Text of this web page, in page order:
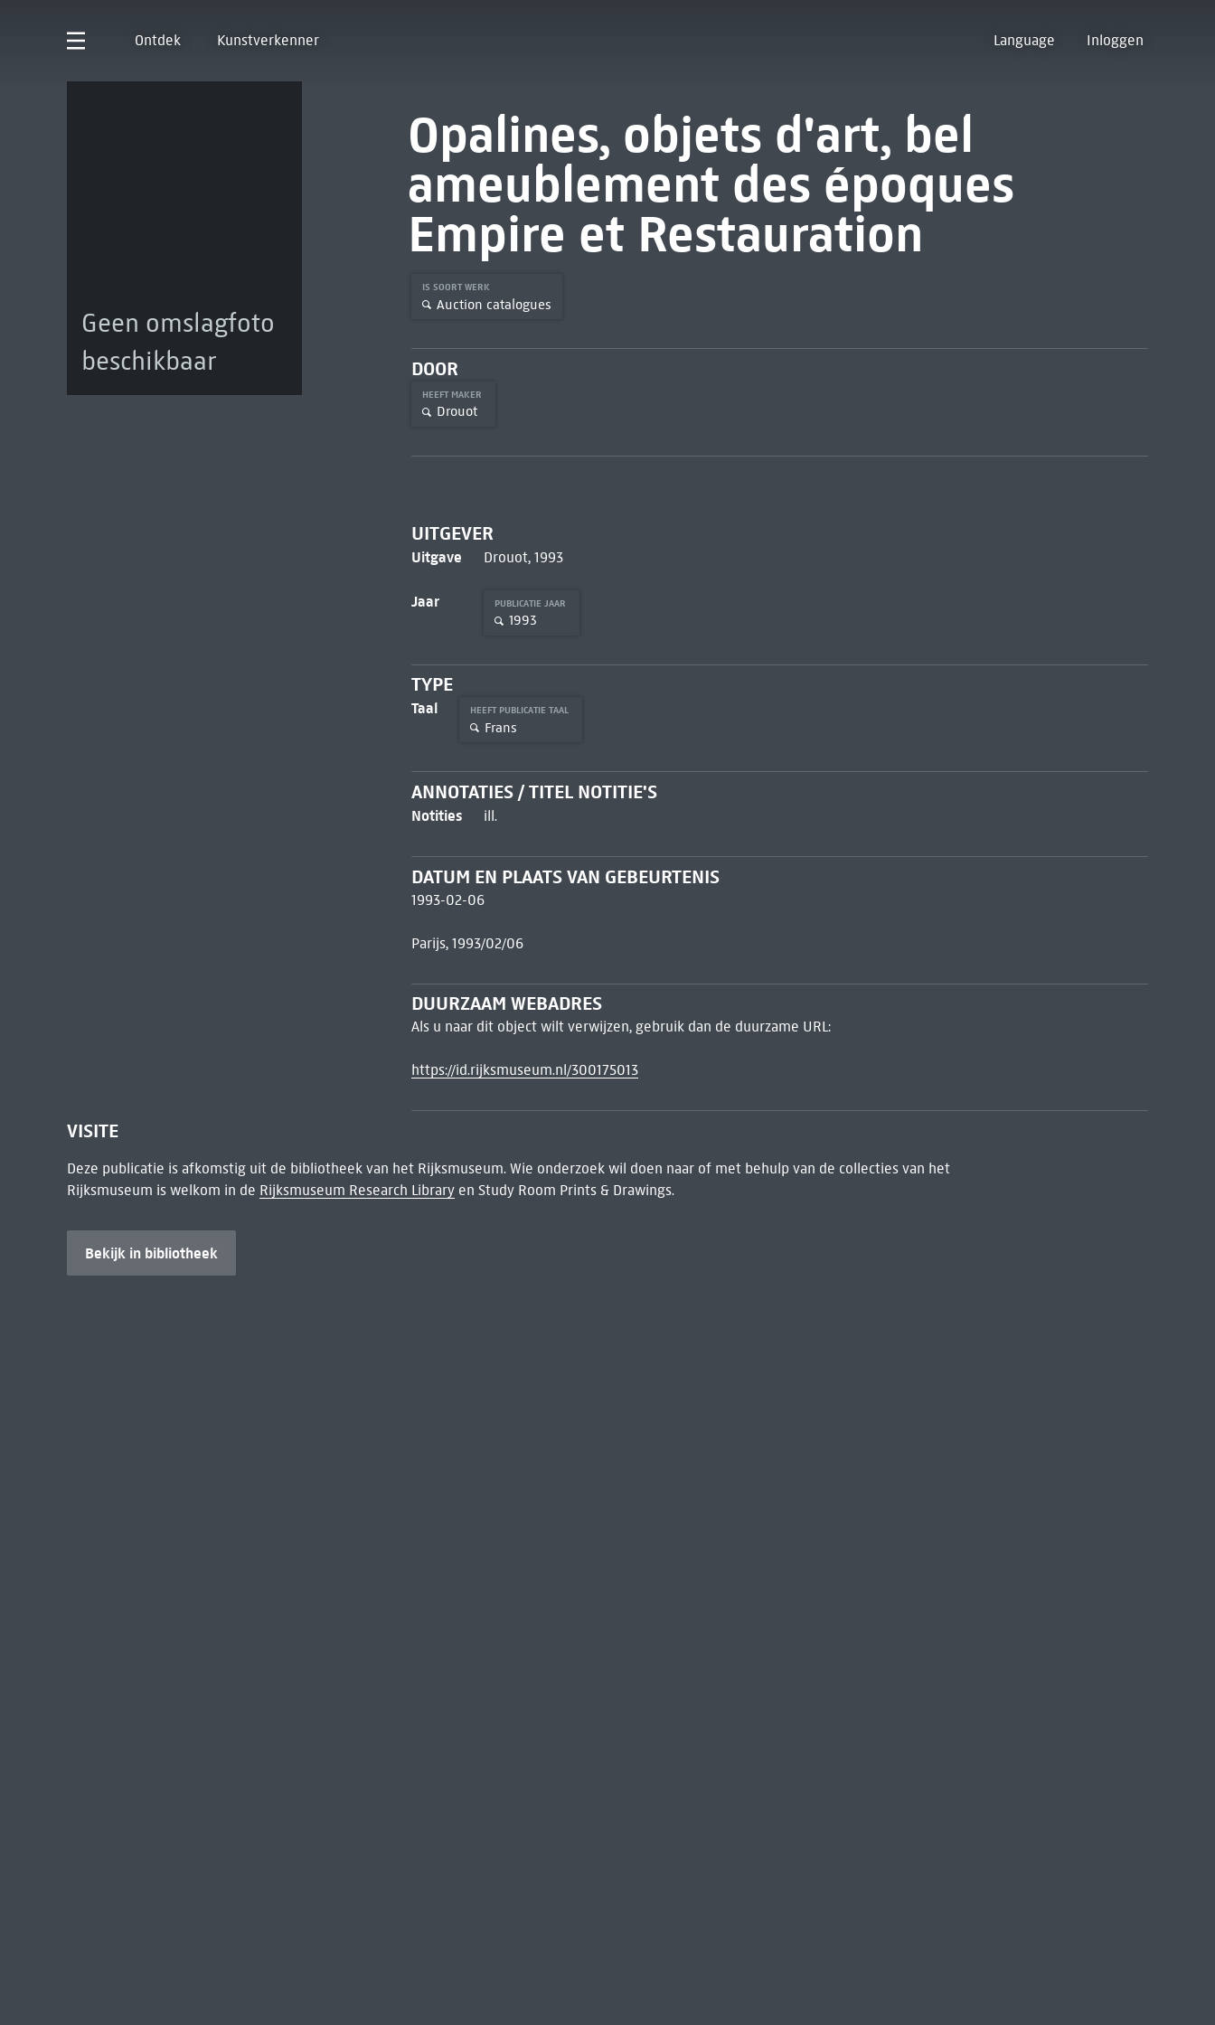
Ontdek Kunstverkenner Language Inloggen
Geen omslagfoto
beschikbaar
Opalines, objets d'art, bel
ameublement des époques
Empire et Restauration
IS SOORT WERK
Auction catalogues
DOOR
HEEFT MAKER
Drouot
UITGEVER
Uitgave Drouot, 1993
Jaar PUBLICATIE JAAR
1993
TYPE
Taal HEEFT PUBLICATIE TAAL
Frans
ANNOTATIES / TITEL NOTITIE'S
Notities ill.
DATUM EN PLAATS VAN GEBEURTENIS
1993-02-06
Parijs, 1993/02/06
DUURZAAM WEBADRES
Als u naar dit object wilt verwijzen, gebruik dan de duurzame URL:
https://id.rijksmuseum.nl/300175013
VISITE
Deze publicatie is afkomstig uit de bibliotheek van het Rijksmuseum. Wie onderzoek wil doen naar of met behulp van de collecties van het
Rijksmuseum is welkom in de Rijksmuseum Research Libraryen Study Room Prints & Drawings.
Bekijk in bibliotheek